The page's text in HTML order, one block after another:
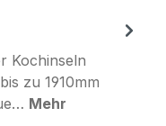
Kochinseln
zu 1910mm
Mehr